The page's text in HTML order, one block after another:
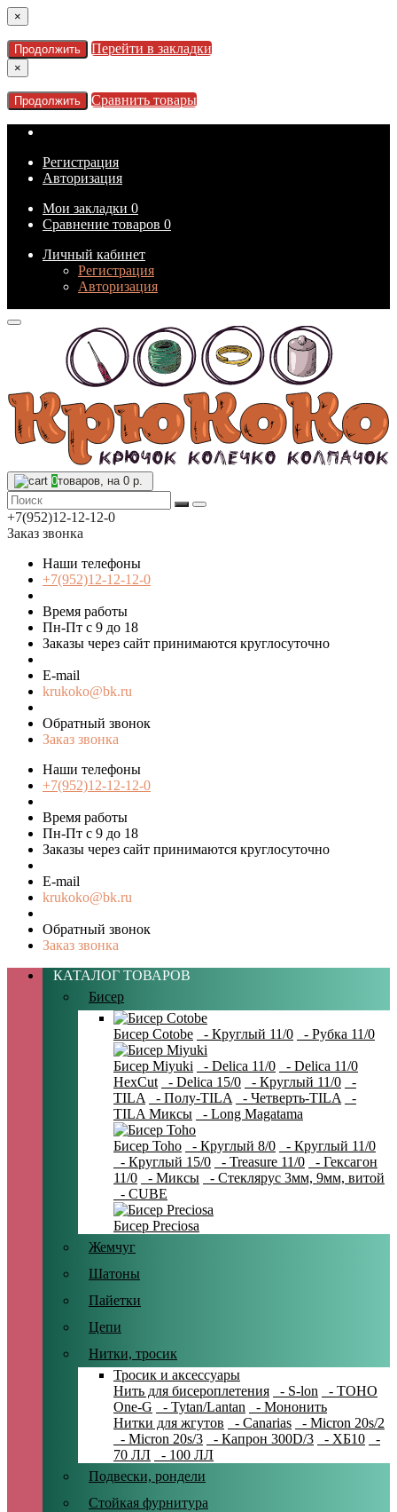
×
Продолжить Перейти в закладки
×
Продолжить Сравнить товары
Регистрация
Авторизация
Мои закладки 0
Сравнение товаров 0
Личный кабинет
Регистрация
Авторизация
0товаров, на 0 р.
+7(952)12-12-12-0
Заказ звонка
Наши телефоны
+7(952)12-12-12-0
Время работы
Пн-Пт с 9 до 18
Заказы через сайт принимаются круглосуточно
E-mail
krukoko@bk.ru
Обратный звонок
Заказ звонка
Наши телефоны
+7(952)12-12-12-0
Время работы
Пн-Пт с 9 до 18
Заказы через сайт принимаются круглосуточно
E-mail
krukoko@bk.ru
Обратный звонок
Заказ звонка
КАТАЛОГ ТОВАРОВ
Бисер
Бисер Cotobe - Круглый 11/0 - Рубка 11/0
Бисер Miyuki - Delica 11/0
- Delica 11/0
HexCut
- Delica 15/0 - Круглый 11/0
-
TILA
- Полу-TILA - Четверть-TILA
-
TILA Миксы
- Long Magatama
Бисер Toho - Круглый 8/0
- Круглый 11/0
- Круглый 15/0
- Treasure 11/0
- Гексагон
11/0
- Миксы
- Стеклярус 3мм, 9мм, витой
- CUBE
Бисер Preciosa
Жемчуг
Шатоны
Пайетки
Цепи
Нитки, тросик
Тросик и аксессуары
Нить для бисероплетения
- S-lon
- TOHO
One-G
- Tytan/Lantan
- Мононить
Нитки для жгутов
- Canarias
- Micron 20s/2
- Micron 20s/3
- Капрон 300D/3 - ХБ10
-
70 ЛЛ
- 100 ЛЛ
Подвески, рондели
Стойкая фурнитура